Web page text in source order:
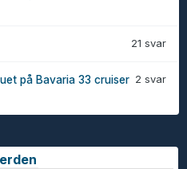
21 svar
2 svar
på Bavaria 33 cruiser